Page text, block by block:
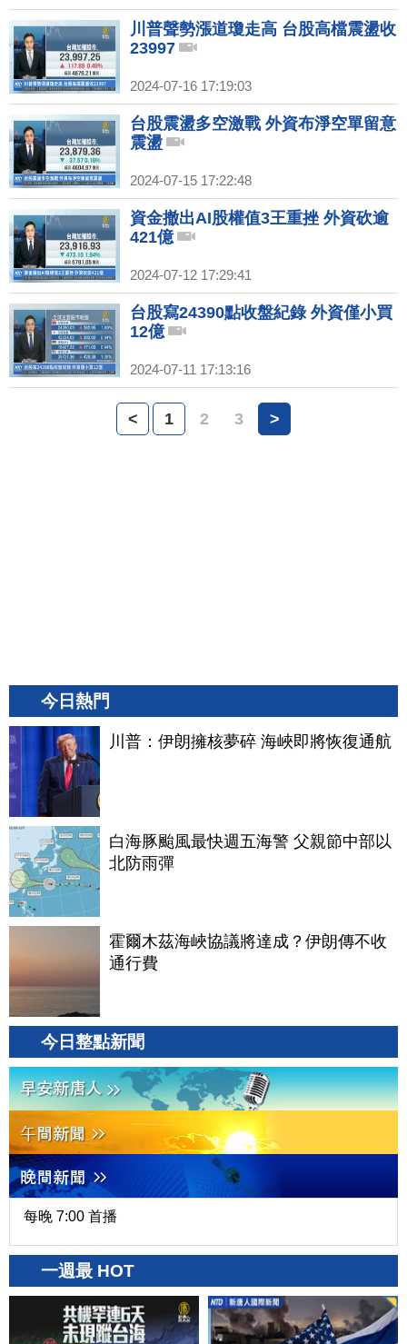
川普聲勢漲道瓊走高 台股高檔震盪收
23997
2024-07-16 17:19:03
台股震盪多空激戰 外資布淨空單留意
震盪
2024-07-15 17:22:48
資金撤出AI股權值3王重挫 外資砍逾
421億
2024-07-12 17:29:41
台股寫24390點收盤紀錄 外資僅小買
12億
2024-07-11 17:13:16
< 1 2 3 >
今日熱門
川普：伊朗擁核夢碎 海峽即將恢復通航
白海豚颱風最快週五海警 父親節中部以
北防雨彈
霍爾木茲海峽協議將達成？伊朗傳不收
通行費
今日整點新聞
每晚 7:00 首播
一週最 HOT